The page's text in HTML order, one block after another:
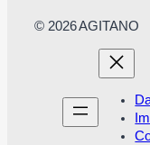
© 2026 AGITANO